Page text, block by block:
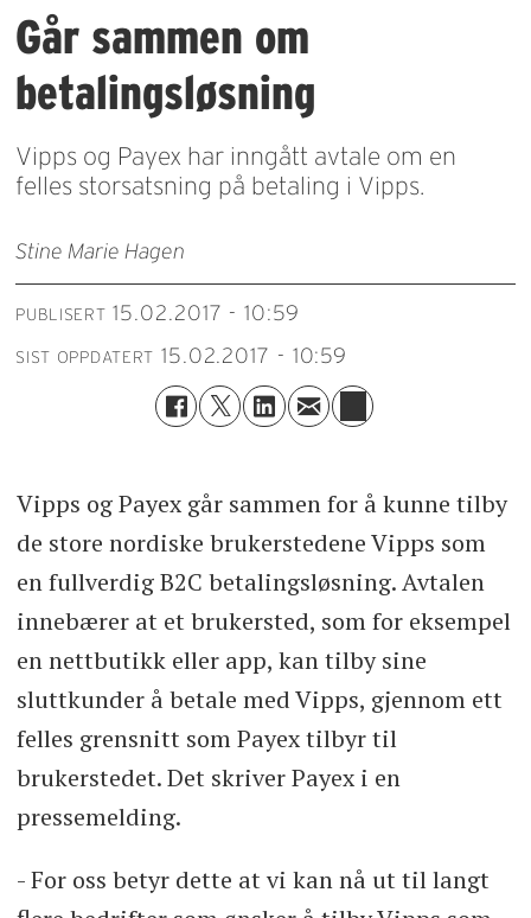
Går sammen om
betalingsløsning
Vipps og Payex har inngått avtale om en
felles storsatsning på betaling i Vipps.
Stine Marie Hagen
PUBLISERT 15.02.2017 - 10:59
SIST OPPDATERT 15.02.2017 - 10:59
Vipps og Payex går sammen for å kunne tilby
de store nordiske brukerstedene Vipps som
en fullverdig B2C betalingsløsning. Avtalen
innebærer at et brukersted, som for eksempel
en nettbutikk eller app, kan tilby sine
sluttkunder å betale med Vipps, gjennom ett
felles grensnitt som Payex tilbyr til
brukerstedet. Det skriver Payex i en
pressemelding.
- For oss betyr dette at vi kan nå ut til langt